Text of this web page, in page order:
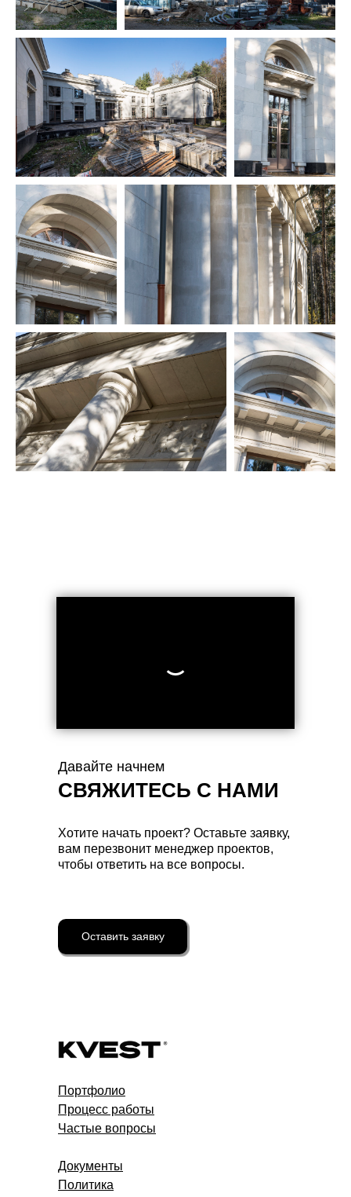
СВЯЖИТЕСЬ С НАМИ
Давайте начнем
Хотите начать проект? Оставьте заявку,
вам перезвонит менеджер проектов,
чтобы ответить на все вопросы.
Оставить заявку
Портфолио
Процесс работы
Частые вопросы
Документы
Политика